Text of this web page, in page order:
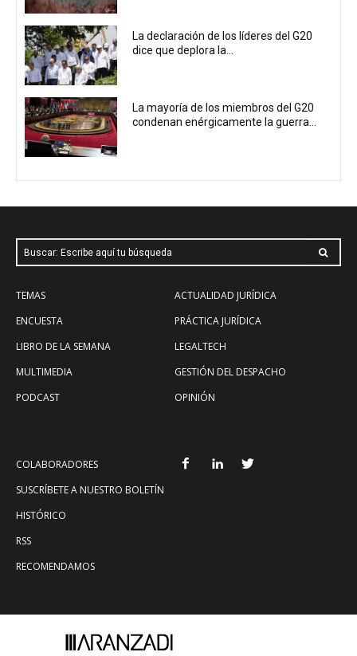
La declaración de los líderes del G20
dice que deplora la...
La mayoría de los miembros del G20
condenan enérgicamente la guerra...
Buscar: Escribe aquí tu búsqueda
TEMAS
ENCUESTA
LIBRO DE LA SEMANA
MULTIMEDIA
PODCAST
ACTUALIDAD JURÍDICA
PRÁCTICA JURÍDICA
LEGALTECH
GESTIÓN DEL DESPACHO
OPINIÓN
COLABORADORES
SUSCRÍBETE A NUESTRO BOLETÍN
HISTÓRICO
RSS
RECOMENDAMOS